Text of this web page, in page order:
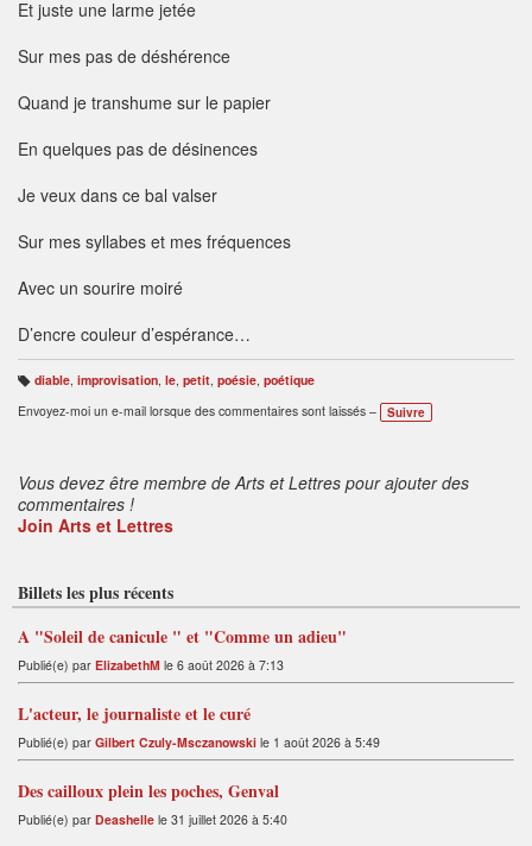
Et juste une larme jetée
Sur mes pas de déshérence
Quand je transhume sur le papier
En quelques pas de désinences
Je veux dans ce bal valser
Sur mes syllabes et mes fréquences
Avec un sourire moiré
D’encre couleur d’espérance…
B
ali
s
diable, improvisation, le, petit, poésie, poétique
Envoyez-moi un e-mail lorsque des commentaires sont laissés –
Suivre
Vous devez être membre de Arts et Lettres pour ajouter des
commentaires !
Join Arts et Lettres
Billets les plus récents
A "Soleil de canicule " et "Comme un adieu"
Publié(e) par ElizabethM le 6 août 2026 à 7:13
L'acteur, le journaliste et le curé
Publié(e) par Gilbert Czuly-Msczanowski le 1 août 2026 à 5:49
Des cailloux plein les poches, Genval
Publié(e) par Deashelle le 31 juillet 2026 à 5:40